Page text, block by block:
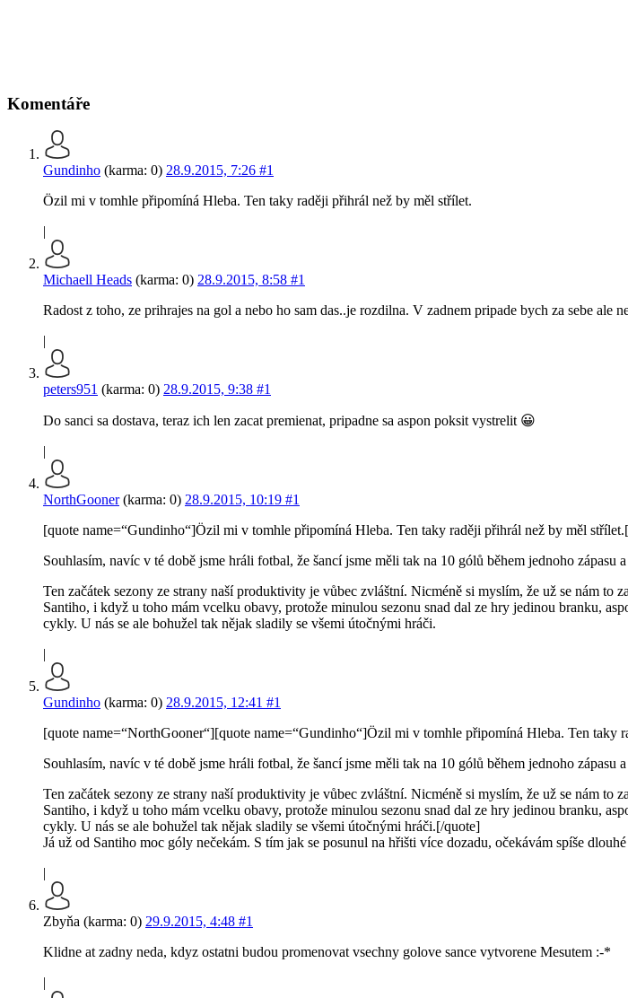
Komentáře
Gundinho (karma: 0) 28.9.2015, 7:26 #1
Özil mi v tomhle připomíná Hleba. Ten taky raději přihrál než by měl střílet.
|
Michaell Heads (karma: 0) 28.9.2015, 8:58 #1
Radost z toho, ze prihrajes na gol a nebo ho sam das..je rozdilna. V zadnem pripade bych za sebe ale
|
peters951 (karma: 0) 28.9.2015, 9:38 #1
Do sanci sa dostava, teraz ich len zacat premienat, pripadne sa aspon poksit vystrelit 😀
|
NorthGooner(karma: 0) 28.9.2015, 10:19 #1
[quote name=“Gundinho“]Özil mi v tomhle připomíná Hleba. Ten taky raději přihrál než by měl
Souhlasím, navíc v té době jsme hráli fotbal, že šancí jsme měli tak na 10 gólů během jednoho
Ten začátek sezony ze strany naší produktivity je vůbec zvláštní. Nicméně si myslím, že už se nám
Santiho, i když u toho mám vcelku obavy, protože minulou sezonu snad dal ze hry jedinou branku,
cykly. U nás se ale bohužel tak nějak sladily se všemi útočnými hráči.
|
Gundinho (karma: 0) 28.9.2015, 12:41 #1
[quote name=“NorthGooner“][quote name=“Gundinho“]Özil mi v tomhle připomíná Hleba. Ten taky
Souhlasím, navíc v té době jsme hráli fotbal, že šancí jsme měli tak na 10 gólů během jednoho
Ten začátek sezony ze strany naší produktivity je vůbec zvláštní. Nicméně si myslím, že už se nám
Santiho, i když u toho mám vcelku obavy, protože minulou sezonu snad dal ze hry jedinou branku,
cykly. U nás se ale bohužel tak nějak sladily se všemi útočnými hráči.[/quote]
Já už od Santiho moc góly nečekám. S tím jak se posunul na hřišti více dozadu, očekávám spíše
|
Zbyňa (karma: 0) 29.9.2015, 4:48 #1
Klidne at zadny neda, kdyz ostatni budou promenovat vsechny golove sance vytvorene Mesutem :-*
|